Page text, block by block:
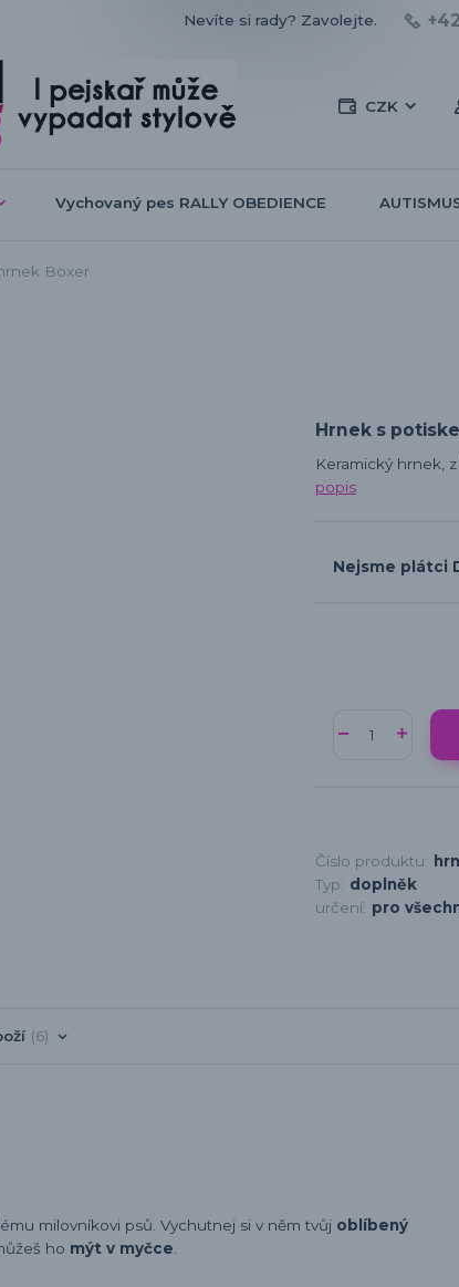
CZK
Nevíte si rady? Zavolejte.
Vychovaný pes RALLY OBEDIENCE
Boxer
Hrnek s
Keramický hrnek,
popis
Nejsme plátci
Číslo produktu:
Typ: doplněk
určení: pro
6
milovníkovi psů. Vychutnej si v něm tvůj oblíbený
ho mýt v myčce